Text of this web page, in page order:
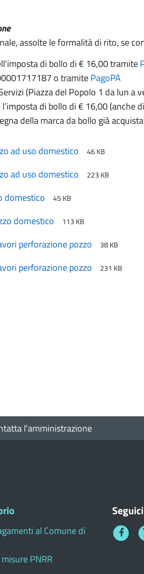
assolte le formalità di rito, se
di bollo di € 16,00 tramite
o tramitePagoPA
(Piazza del Popolo 1 da lun
di bollo di € 16,00
della marca da bollo già
ad uso domestico 46 KB
ad uso domestico 223 KB
domestico 45 KB
domestico 113 KB
perforazione pozzo 38 KB
perforazione pozzo 231 KB
l'amministrazione
al Comune di
PNRR